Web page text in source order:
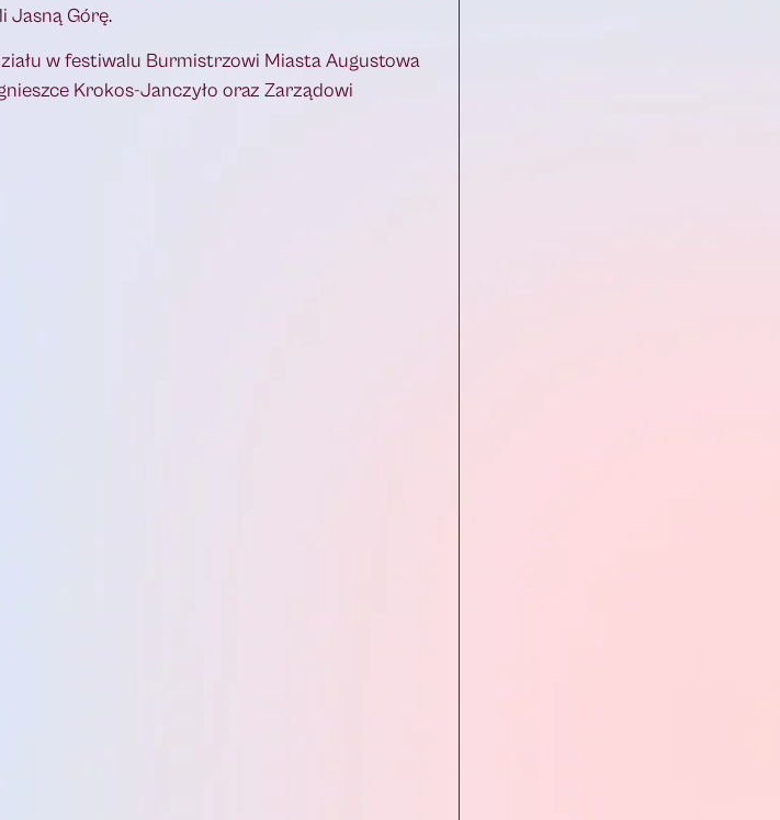
Jasną Górę.
w festiwalu Burmistrzowi Miasta Augustowa
Krokos-Janczyło oraz Zarządowi